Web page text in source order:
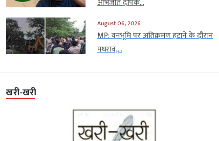
August 06, 2026
MP: वनभूमि पर अतिक्रमण हटाने के दौरान
पथराव,...
खरी-खरी